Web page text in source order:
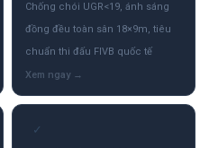
Chống chói UGR<19, ánh sáng
đồng đều toàn sân 18×9m, tiêu
chuẩn thi đấu FIVB quốc tế
✓